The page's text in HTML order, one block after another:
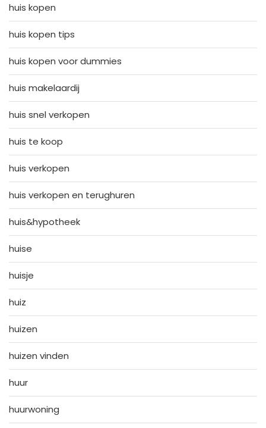
huis kopen
huis kopen tips
huis kopen voor dummies
huis makelaardij
huis snel verkopen
huis te koop
huis verkopen
huis verkopen en terughuren
huis&hypotheek
huise
huisje
huiz
huizen
huizen vinden
huur
huurwoning